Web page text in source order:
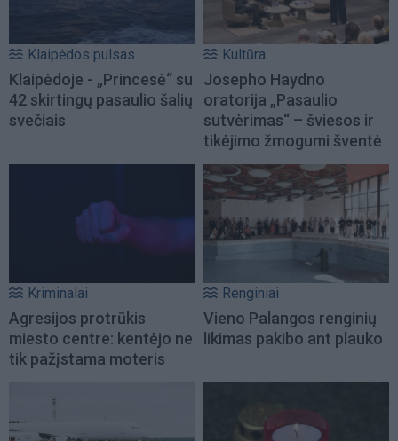
Klaipėdos pulsas
Klaipėdoje - „Princesė“ su
42 skirtingų pasaulio šalių
svečiais
Kultūra
Josepho Haydno
oratorija „Pasaulio
sutvėrimas“ – šviesos ir
tikėjimo žmogumi šventė
Kriminalai
Agresijos protrūkis
miesto centre: kentėjo ne
tik pažįstama moteris
Renginiai
Vieno Palangos renginių
likimas pakibo ant plauko